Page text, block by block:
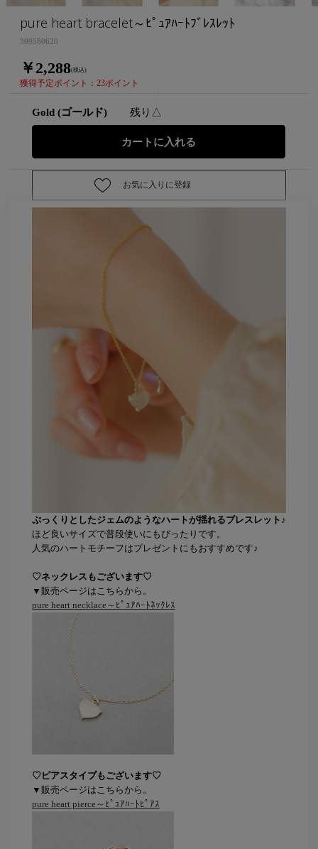
pure heart bracelet～ﾋﾟｭｱﾊｰﾄﾌﾞﾚｽﾚｯﾄ
309580620
￥2,288(税込)
獲得予定ポイント：23ポイント
Gold (ゴールド) 残り△
お気に入りに登録
ぷっくりとしたジェムのようなハートが揺れるブレスレット♪
ほど良いサイズで普段使いにもぴったりです。
人気のハートモチーフはプレゼントにもおすすめです♪
♡ネックレスもございます♡
▼販売ページはこちらから。
pure heart necklace～ﾋﾟｭｱﾊｰﾄﾈｯｸﾚｽ
♡ピアスタイプもございます♡
▼販売ページはこちらから。
pure heart pierce～ﾋﾟｭｱﾊｰﾄﾋﾟｱｽ